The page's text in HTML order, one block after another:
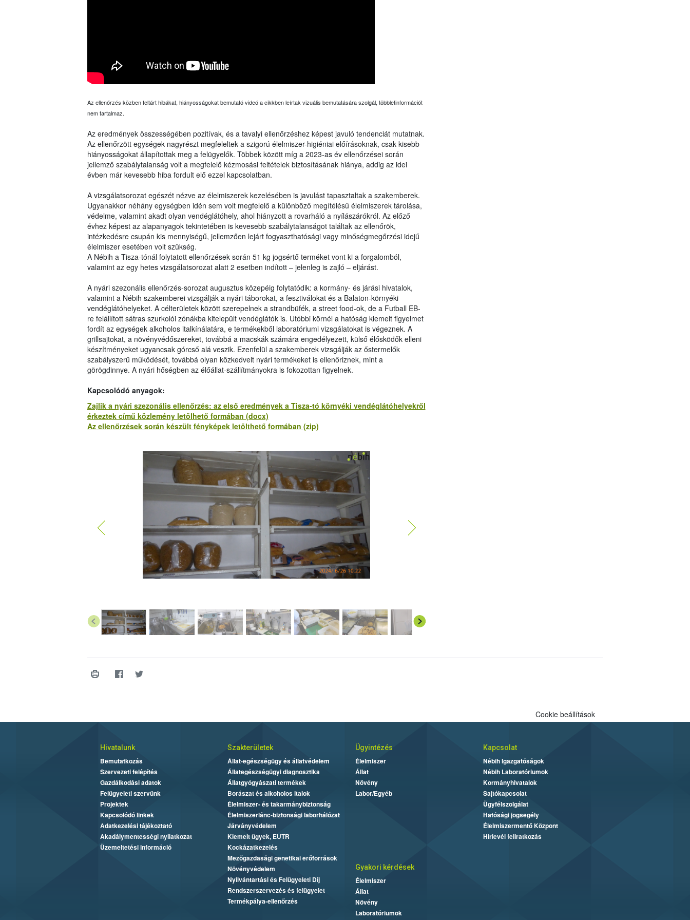
Az ellenőrzés közben feltárt hibákat, hiányosságokat bemutató videó a cikkben leírtak vizuális bemutatására szolgál, többletinformációt
nem tartalmaz.
Az eredmények összességében pozitívak, és a tavalyi ellenőrzéshez képest javuló tendenciát mutatnak.
Az ellenőrzött egységek nagyrészt megfeleltek a szigorú élelmiszer-higiéniai előírásoknak, csak kisebb
hiányosságokat állapítottak meg a felügyelők. Többek között míg a 2023-as év ellenőrzései során
jellemző szabálytalanság volt a megfelelő kézmosási feltételek biztosításának hiánya, addig az idei
évben már kevesebb hiba fordult elő ezzel kapcsolatban.
A vizsgálatsorozat egészét nézve az élelmiszerek kezelésében is javulást tapasztaltak a szakemberek.
Ugyanakkor néhány egységben idén sem volt megfelelő a különböző megítélésű élelmiszerek tárolása,
védelme, valamint akadt olyan vendéglátóhely, ahol hiányzott a rovarháló a nyílászárókról. Az előző
évhez képest az alapanyagok tekintetében is kevesebb szabálytalanságot találtak az ellenőrök,
intézkedésre csupán kis mennyiségű, jellemzően lejárt fogyaszthatósági vagy minőségmegőrzési idejű
élelmiszer esetében volt szükség.
A Nébih a Tisza-tónál folytatott ellenőrzések során 51 kg jogsértő terméket vont ki a forgalomból,
valamint az egy hetes vizsgálatsorozat alatt 2 esetben indított – jelenleg is zajló – eljárást.
A nyári szezonális ellenőrzés-sorozat augusztus közepéig folytatódik: a kormány- és járási hivatalok,
valamint a Nébih szakemberei vizsgálják a nyári táborokat, a fesztiválokat és a Balaton-környéki
vendéglátóhelyeket. A célterületek között szerepelnek a strandbüfék, a street food-ok, de a Futball EB-
re felállított sátras szurkolói zónákba kitelepült vendéglátók is. Utóbbi körnél a hatóság kiemelt figyelmet
fordít az egységek alkoholos italkínálatára, e termékekből laboratóriumi vizsgálatokat is végeznek. A
grillsajtokat, a növényvédőszereket, továbbá a macskák számára engedélyezett, külső élősködők elleni
készítményeket ugyancsak górcső alá veszik. Ezenfelül a szakemberek vizsgálják az őstermelők
szabályszerű működését, továbbá olyan közkedvelt nyári termékeket is ellenőriznek, mint a
görögdinnye. A nyári hőségben az élőállat-szállítmányokra is fokozottan figyelnek.
Kapcsolódó anyagok:
Zajlik a nyári szezonális ellenőrzés: az első eredmények a Tisza-tó környéki vendéglátóhelyekről
érkeztek című közlemény letölhető formában (docx)
Az ellenőrzések során készült fényképek letölthető formában (zip)
Cookie beállítások
Hivatalunk
Bemutatkozás
Szervezeti felépítés
Gazdálkodási adatok
Felügyeleti szervünk
Projektek
Kapcsolódó linkek
Adatkezelési tájékoztató
Akadálymentességi nyilatkozat
Üzemeltetési információ
Szakterületek
Állat-egészségügy és állatvédelem
Állategészségügyi diagnosztika
Állatgyógyászati termékek
Borászat és alkoholos italok
Élelmiszer- és takarmánybiztonság
Élelmiszerlánc-biztonsági laborhálózat
Járványvédelem
Kiemelt ügyek, EUTR
Kockázatkezelés
Mezőgazdasági genetikai erőforrások
Növényvédelem
Nyilvántartási és Felügyeleti Díj
Rendszerszervezés és felügyelet
Termékpálya-ellenőrzés
Ügyintézés
Élelmiszer
Állat
Növény
Labor/Egyéb
Kapcsolat
Nébih Igazgatóságok
Nébih Laboratóriumok
Kormányhivatalok
Sajtókapcsolat
Ügyfélszolgálat
Hatósági jogsegély
Élelmiszermentő Központ
Hírlevél feliratkozás
Gyakori kérdések
Élelmiszer
Állat
Növény
Laboratóriumok